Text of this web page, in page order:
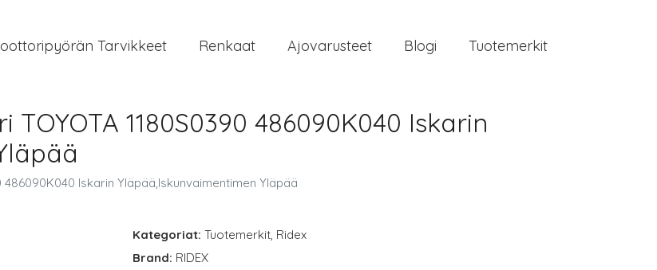
Tarvikkeet Renkaat Ajovarusteet Blogi Tuotemerkit
1180S0390 486090K040 Iskarin
486090K040 Iskarin Yläpää,Iskunvaimentimen Yläpää
Kategoriat: Tuotemerkit, Ridex
Brand: RIDEX